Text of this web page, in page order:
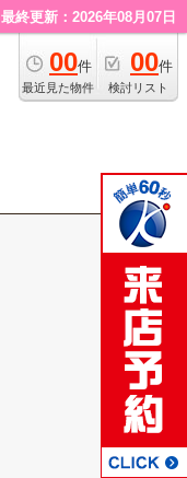
最終更新：2026年08月07日
00件
最近見た物件
00件
検討リスト